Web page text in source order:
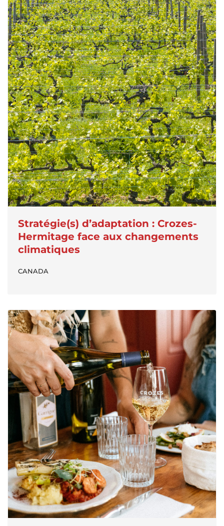
Stratégie(s) d’adaptation : Crozes-
Hermitage face aux changements
climatiques
CANADA